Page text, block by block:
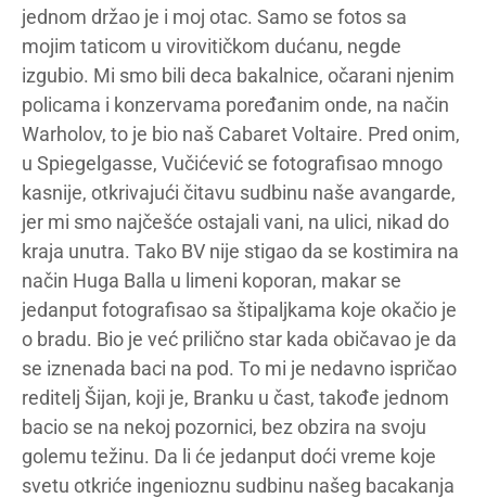
jednom držao je i moj otac. Samo se fotos sa
mojim taticom u virovitičkom dućanu, negde
izgubio. Mi smo bili deca bakalnice, očarani njenim
policama i konzervama poređanim onde, na način
Warholov, to je bio naš Cabaret Voltaire. Pred onim,
u Spiegelgasse, Vučićević se fotografisao mnogo
kasnije, otkrivajući čitavu sudbinu naše avangarde,
jer mi smo najčešće ostajali vani, na ulici, nikad do
kraja unutra. Tako BV nije stigao da se kostimira na
način Huga Balla u limeni koporan, makar se
jedanput fotografisao sa štipaljkama koje okačio je
o bradu. Bio je već prilično star kada običavao je da
se iznenada baci na pod. To mi je nedavno ispričao
reditelj Šijan, koji je, Branku u čast, takođe jednom
bacio se na nekoj pozornici, bez obzira na svoju
golemu težinu. Da li će jedanput doći vreme koje
svetu otkriće ingenioznu sudbinu našeg bacakanja